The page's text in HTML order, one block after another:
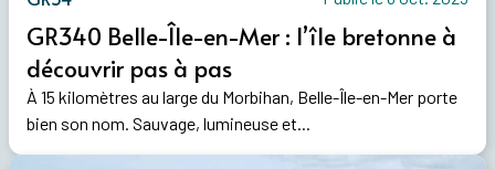
GR340 Belle-Île-en-Mer : l’île bretonne à
découvrir pas à pas
À 15 kilomètres au large du Morbihan, Belle-Île-en-Mer porte
bien son nom. Sauvage, lumineuse et...